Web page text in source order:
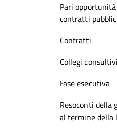
Pari
contratti
Contratti
Collegi
Fase esecutiva
Resoconti
al termine della